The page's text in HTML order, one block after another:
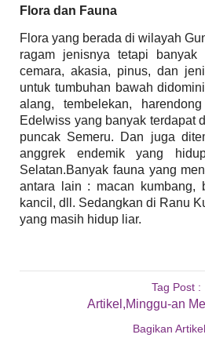
Flora dan Fauna
Flora yang berada di wilayah
ragam jenisnya tetapi banyak
cemara, akasia, pinus, dan
untuk tumbuhan bawah
alang, tembelekan,
Edelwiss yang banyak terdapat
puncak Semeru. Dan juga
anggrek endemik yang
Selatan.Banyak fauna yang
antara lain : macan kumbang,
kancil, dll. Sedangkan di Ranu
yang masih hidup liar.
Tag Post :
Artikel ,Minggu-an
Bagikan